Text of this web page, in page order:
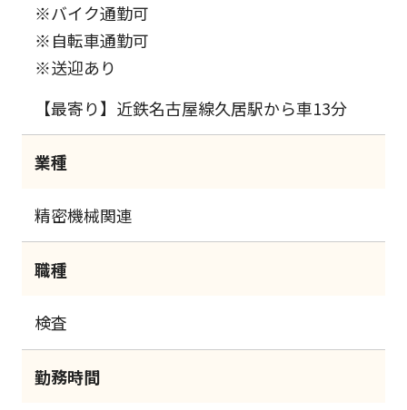
※バイク通勤可
※自転車通勤可
※送迎あり
【最寄り】近鉄名古屋線久居駅から車13分
業種
精密機械関連
職種
検査
勤務時間